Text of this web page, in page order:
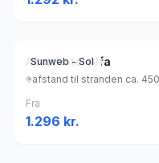
Sunweb - Sol
Aparthotel Alfa
Fra
1.296 kr.